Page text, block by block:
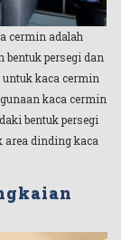
cermin adalah
persegi dan
kaca cermin
kaca cermin
bentuk persegi
area dinding kaca